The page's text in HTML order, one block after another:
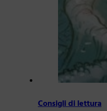
Consigli di lettura